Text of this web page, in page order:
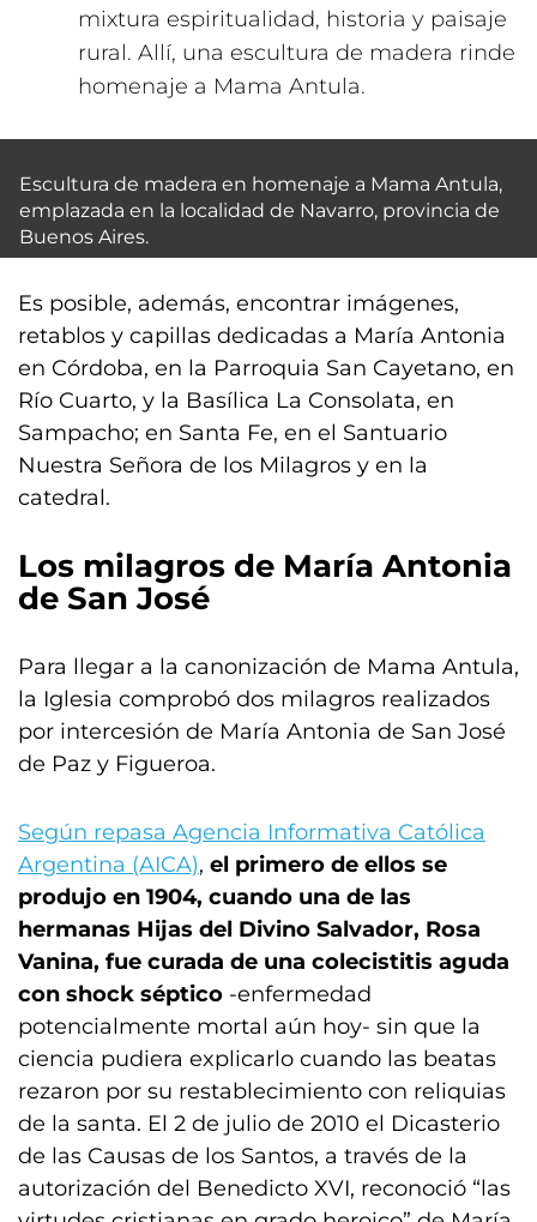
mixtura espiritualidad, historia y paisaje
rural. Allí, una escultura de madera rinde
homenaje a Mama Antula.
Escultura de madera en homenaje a Mama Antula,
emplazada en la localidad de Navarro, provincia de
Buenos Aires.
Es posible, además, encontrar imágenes,
retablos y capillas dedicadas a María Antonia
en Córdoba, en la Parroquia San Cayetano, en
Río Cuarto, y la Basílica La Consolata, en
Sampacho; en Santa Fe, en el Santuario
Nuestra Señora de los Milagros y en la
catedral.
Los milagros de María Antonia
de San José
Para llegar a la canonización de Mama Antula,
la Iglesia comprobó dos milagros realizados
por intercesión de María Antonia de San José
de Paz y Figueroa.
Según repasa Agencia Informativa Católica
Argentina (AICA), el primero de ellos se
produjo en 1904, cuando una de las
hermanas Hijas del Divino Salvador, Rosa
Vanina, fue curada de una colecistitis aguda
con shock séptico -enfermedad
potencialmente mortal aún hoy- sin que la
ciencia pudiera explicarlo cuando las beatas
rezaron por su restablecimiento con reliquias
de la santa. El 2 de julio de 2010 el Dicasterio
de las Causas de los Santos, a través de la
autorización del Benedicto XVI, reconoció “las